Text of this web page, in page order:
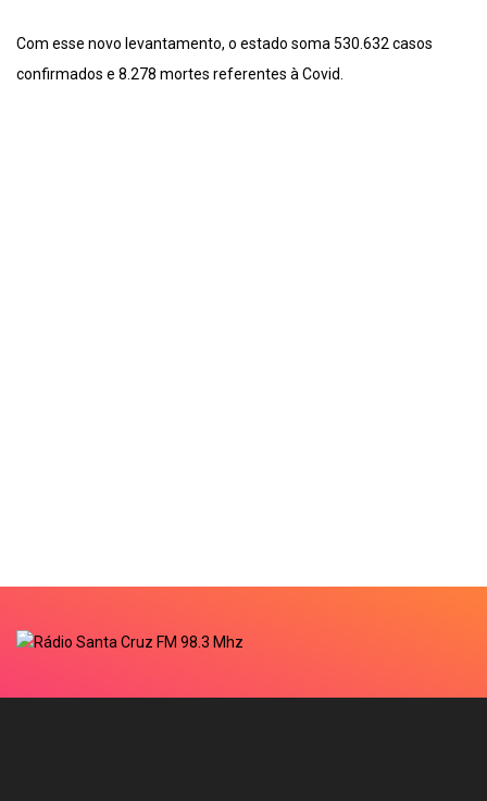
Com esse novo levantamento, o estado soma 530.632 casos
confirmados e 8.278 mortes referentes à Covid.